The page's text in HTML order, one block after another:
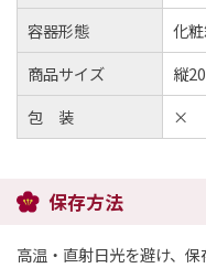
容器形態
化
商品サイズ
縦
包 装
×
保存方法
高温・直射日光を避け、保